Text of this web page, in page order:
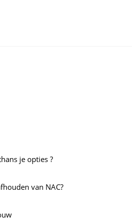
je opties ?
van NAC?